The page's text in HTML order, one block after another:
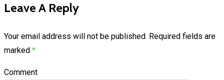
Leave A Reply
Your email address will not be published. Required fields are
marked *
Comment